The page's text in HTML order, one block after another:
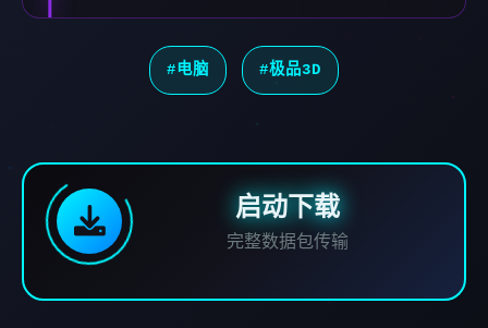
#电脑 #极品3D
启动下载
完整数据包传输